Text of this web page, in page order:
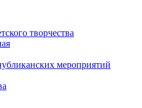
творчества
мероприятий